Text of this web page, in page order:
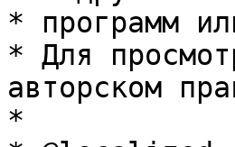
* программ
* Для
авторском
*